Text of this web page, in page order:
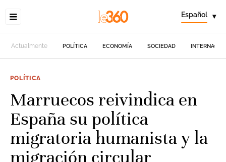
Español ▾
Actualmente POLÍTICA ECONOMÍA SOCIEDAD
POLÍTICA
Marruecos reivindica en
España su política
migratoria humanista y la
migración circular